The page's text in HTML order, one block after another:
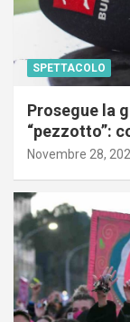
SPETTACOLO
Prosegue la
“pezzotto”:
Novembre 28,